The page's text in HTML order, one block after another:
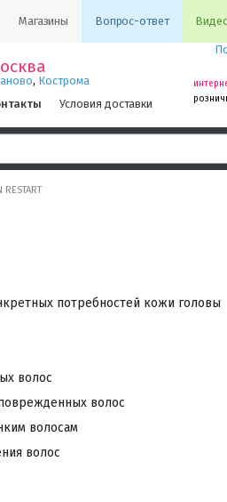
Магазины Вопрос-ответ
, Кострома
Условия доставки
RESTART
потребностей кожи головы
волос
поврежденных волос
волосам
волос